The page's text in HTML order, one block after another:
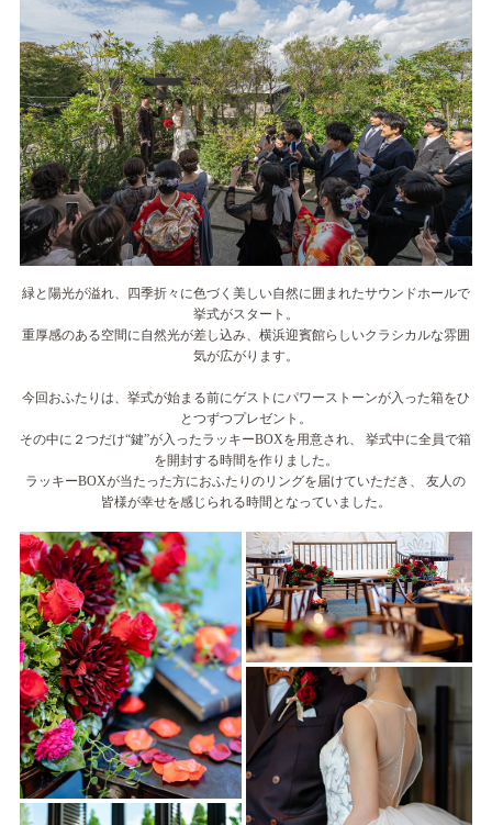
緑と陽光が溢れ、四季折々に色づく美しい自然に囲まれたサウンドホールで
挙式がスタート。
重厚感のある空間に自然光が差し込み、横浜迎賓館らしいクラシカルな雰囲
気が広がります。
今回おふたりは、挙式が始まる前にゲストにパワーストーンが入った箱をひ
とつずつプレゼント。
その中に２つだけ“鍵”が入ったラッキーBOXを用意され、 挙式中に全員で箱
を開封する時間を作りました。
ラッキーBOXが当たった方におふたりのリングを届けていただき、 友人の
皆様が幸せを感じられる時間となっていました。